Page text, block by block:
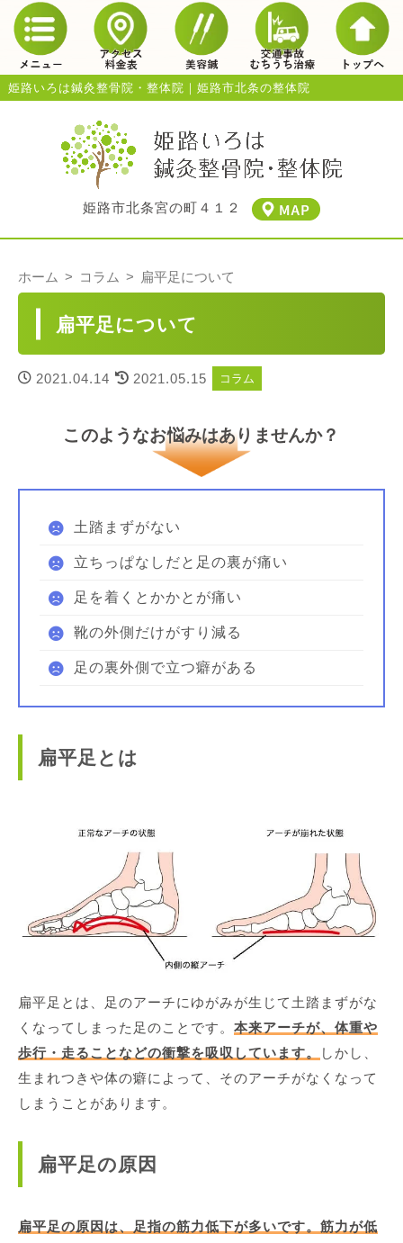
姫路いろは鍼灸整骨院・整体院｜姫路市北条の整体院
姫路市北条宮の町４１２
ホーム コラム 扁平足について
扁平足について
2021.04.14 2021.05.15 コラム
このようなお悩みはありませんか？
土踏まずがない
立ちっぱなしだと足の裏が痛い
足を着くとかかとが痛い
靴の外側だけがすり減る
足の裏外側で立つ癖がある
扁平足とは
扁平足とは、足のアーチにゆがみが生じて土踏まずがな
くなってしまった足のことです。 本来アーチが、体重や
歩行・走ることなどの衝撃を吸収しています。
しかし、
生まれつきや体の癖によって、そのアーチがなくなって
しまうことがあります。
扁平足の原因
扁平足の原因は、足指の筋力低下が多いです。筋力が低